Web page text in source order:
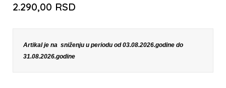
2.290,00 RSD
Artikal je na sniženju u periodu od 03.08.2026.godine do
31.08.2026.godine